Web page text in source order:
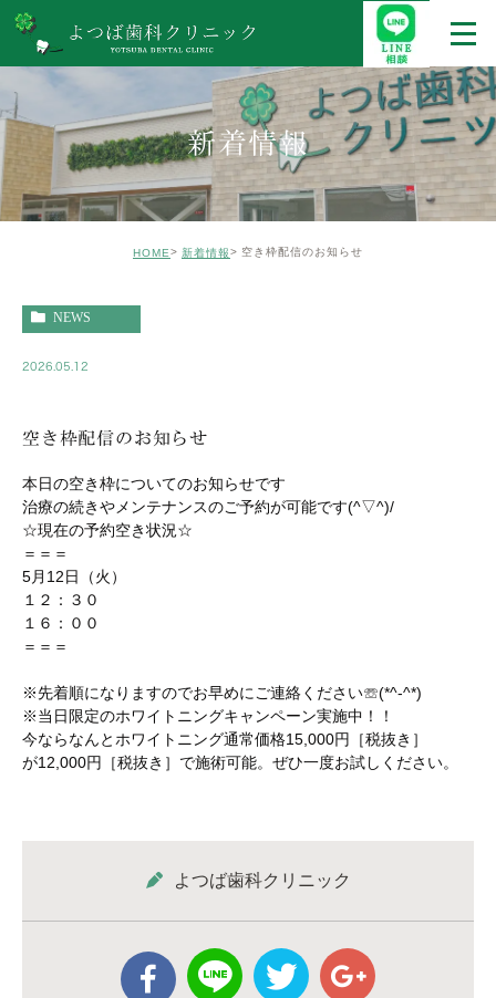
新着情報
HOME 新着情報 空き枠配信のお知らせ
NEWS
2026.05.12
空き枠配信のお知らせ
本日の空き枠についてのお知らせです
治療の続きやメンテナンスのご予約が可能です(^▽^)/
☆現在の予約空き状況☆
＝＝＝
5月12日（火）
１２：３０
１６：００
＝＝＝
※先着順になりますのでお早めにご連絡ください☏(*^-^*)
※当日限定のホワイトニングキャンペーン実施中！！
今ならなんとホワイトニング通常価格15,000円［税抜き］
が12,000円［税抜き］で施術可能。ぜひ一度お試しください。
よつば歯科クリニック